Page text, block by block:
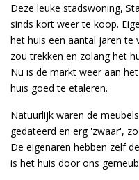
Deze leuke stadswoning,
sinds kort weer te koop.
het huis een aantal jaren te
zou trekken en zolang het
Nu is de markt weer aan
huis goed te etaleren.
Natuurlijk waren de
gedateerd en erg 'zwaar',
De eigenaren hebben zelf
is het huis door ons